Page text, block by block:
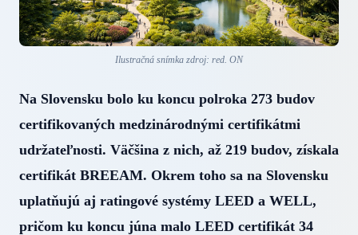
Ilustračná snímka zdroj: red. ON
Na Slovensku bolo ku koncu polroka 273 budov
certifikovaných medzinárodnými certifikátmi
udržateľnosti. Väčšina z nich, až 219 budov, získala
certifikát BREEAM. Okrem toho sa na Slovensku
uplatňujú aj ratingové systémy LEED a WELL,
pričom ku koncu júna malo LEED certifikát 34